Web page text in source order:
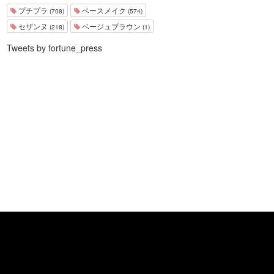
プチプラ (708) ベースメイク (574)
セザンヌ (218) ベージュブラウン (1)
Tweets by fortune_press